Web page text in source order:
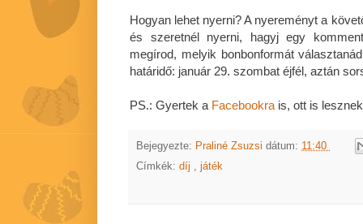
Hogyan lehet nyerni? A nyereményt a
és szeretnél nyerni, hagyj egy
megírod, melyik bonbonformát
határidő: január 29. szombat éjfél, aztán
PS.: Gyertek a Facebookra is, ott is
Bejegyezte: Praliné Zsuzsi dátum: 11:40
Címkék: díj , játék